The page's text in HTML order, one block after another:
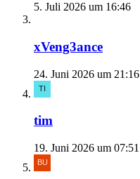
5. Juli 2026 um 16:46
xVeng3ance
24. Juni 2026 um 21:16
tim
19. Juni 2026 um 07:51